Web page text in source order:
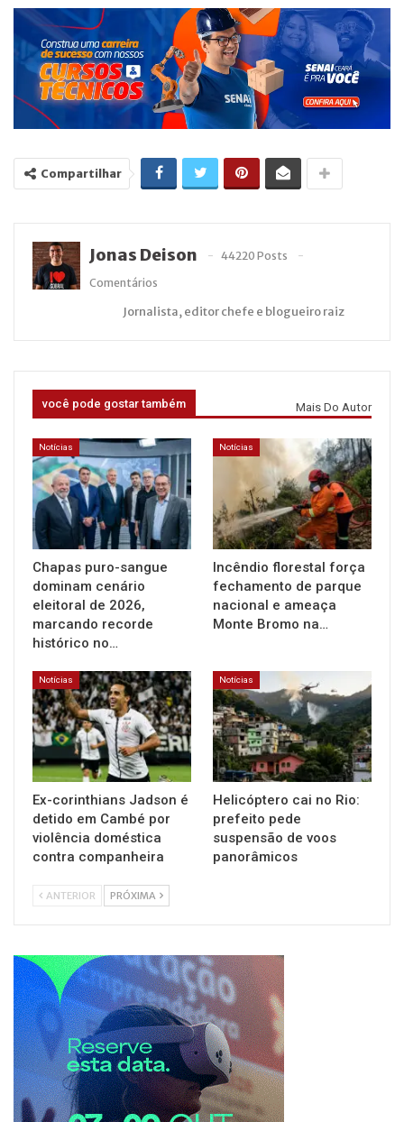
Compartilhar
Jonas Deison
44220 Posts
Comentários
Jornalista, editor chefe e blogueiro raiz
você pode gostar também Mais Do Autor
Notícias
Chapas puro-sangue
dominam cenário
eleitoral de 2026,
marcando recorde
histórico no…
Notícias
Incêndio florestal força
fechamento de parque
nacional e ameaça
Monte Bromo na…
Notícias
Ex-corinthians Jadson é
detido em Cambé por
violência doméstica
contra companheira
Notícias
Helicóptero cai no Rio:
prefeito pede
suspensão de voos
panorâmicos
ANTERIOR PRÓXIMA